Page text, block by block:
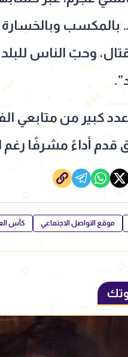
بالمكسب وبالخسارة
وحبّ الناس
كبير من متابعي
قدم أداءً مشرفًا
موقع التواصل الاجتماعي كأس